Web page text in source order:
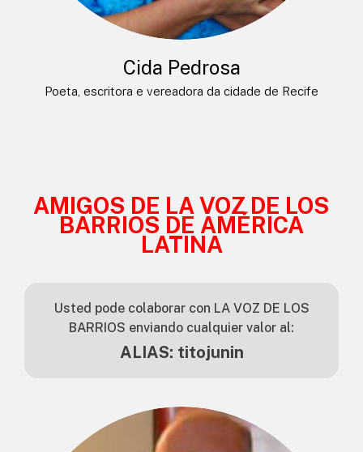
Cida Pedrosa
Poeta, escritora e vereadora da cidade de Recife
AMIGOS DE LA VOZ DE LOS
BARRIOS DE AMÉRICA
LATINA
Usted pode colaborar con LA VOZ DE LOS
BARRIOS enviando cualquier valor al:
ALIAS: titojunin